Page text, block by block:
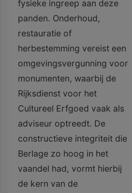
fysieke ingreep aan deze
panden. Onderhoud,
restauratie of
herbestemming vereist een
omgevingsvergunning voor
monumenten, waarbij de
Rijksdienst voor het
Cultureel Erfgoed vaak als
adviseur optreedt. De
constructieve integriteit die
Berlage zo hoog in het
vaandel had, vormt hierbij
de kern van de